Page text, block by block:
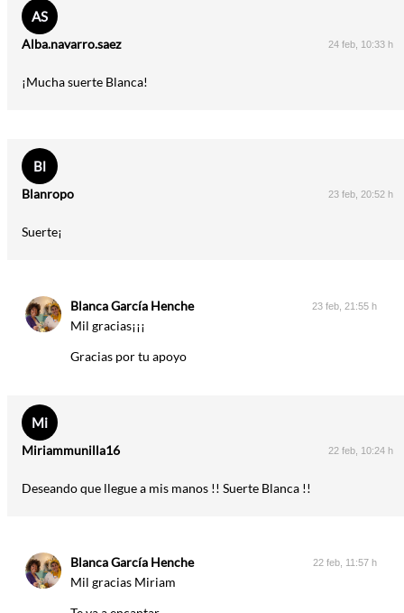
AS
Alba.navarro.saez 24 feb, 10:33 h
¡Mucha suerte Blanca!
Bl
Blanropo 23 feb, 20:52 h
Suerte¡
Blanca García Henche 23 feb, 21:55 h
Mil gracias¡¡¡
Gracias por tu apoyo
Mi
Miriammunilla16 22 feb, 10:24 h
Deseando que llegue a mis manos !! Suerte Blanca !!
Blanca García Henche 22 feb, 11:57 h
Mil gracias Miriam